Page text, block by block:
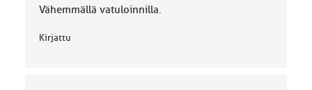
Vähemmällä vatuloinnilla.
Kirjattu